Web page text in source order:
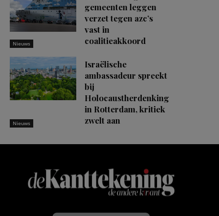
Nieuws
gemeenten leggen
verzet tegen azc’s
vast in
coalitieakkoord
Nieuws
Israëlische
ambassadeur spreekt
bij
Holocaustherdenking
in Rotterdam, kritiek
zwelt aan